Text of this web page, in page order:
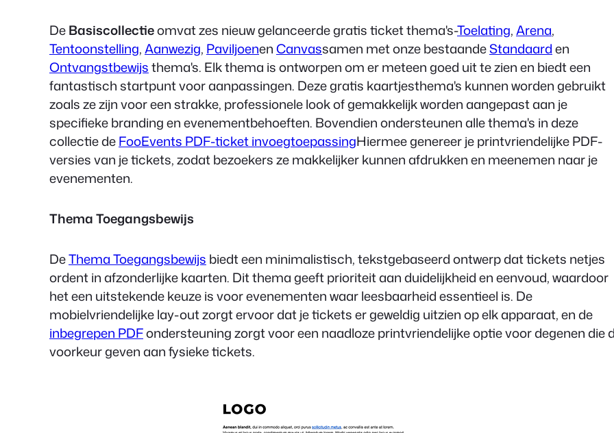
DeBasiscollectieomvat zes nieuw gelanceerde gratis ticket thema's-Toelating,Arena,
Tentoonstelling,Aanwezig, PaviljoenenCanvassamen met onze bestaandeStandaarden
Ontvangstbewijsthema's. Elk thema is ontworpen om er meteen goed uit te zien en biedt een
fantastisch startpunt voor aanpassingen. Deze gratis kaartjesthema's kunnen worden gebruikt
zoals ze zijn voor een strakke, professionele look of gemakkelijk worden aangepast aan je
specifieke branding en evenementbehoeften. Bovendien ondersteunen alle thema's in deze
collectie deFooEvents PDF-ticket invoegtoepassingHiermee genereer je printvriendelijke PDF-
versies van je tickets, zodat bezoekers ze makkelijker kunnen afdrukken en meenemen naar je
evenementen.
Thema Toegangsbewijs
DeThema Toegangsbewijs biedt een minimalistisch, tekstgebaseerd ontwerp dat tickets netjes
ordent in afzonderlijke kaarten. Dit thema geeft prioriteit aan duidelijkheid en eenvoud, waardoor
het een uitstekende keuze is voor evenementen waar leesbaarheid essentieel is. De
mobielvriendelijke lay-out zorgt ervoor dat je tickets er geweldig uitzien op elk apparaat, en de
inbegrepen PDFondersteuning zorgt voor een naadloze printvriendelijke optie voor degenen die
voorkeur geven aan fysieke tickets.